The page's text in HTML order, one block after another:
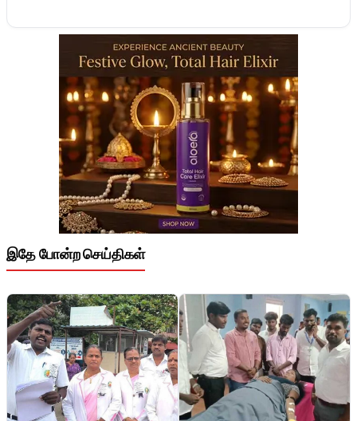
இதே போன்ற செய்திகள்